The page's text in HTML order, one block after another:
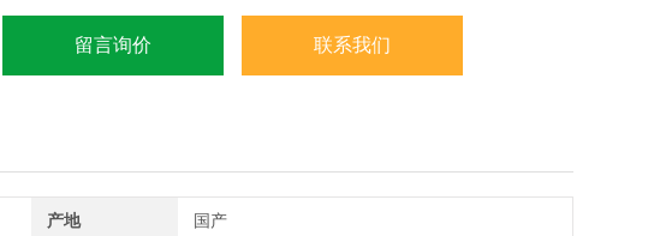
留言询价 联系我们
产地 国产